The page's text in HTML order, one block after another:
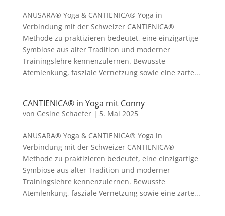
ANUSARA® Yoga & CANTIENICA® Yoga in
Verbindung mit der Schweizer CANTIENICA®️
Methode zu praktizieren bedeutet, eine einzigartige
Symbiose aus alter Tradition und moderner
Trainingslehre kennenzulernen. Bewusste
Atemlenkung, fasziale Vernetzung sowie eine zarte...
CANTIENICA® in Yoga mit Conny
von Gesine Schaefer| 5. Mai 2025
ANUSARA® Yoga & CANTIENICA® Yoga in
Verbindung mit der Schweizer CANTIENICA®️
Methode zu praktizieren bedeutet, eine einzigartige
Symbiose aus alter Tradition und moderner
Trainingslehre kennenzulernen. Bewusste
Atemlenkung, fasziale Vernetzung sowie eine zarte...